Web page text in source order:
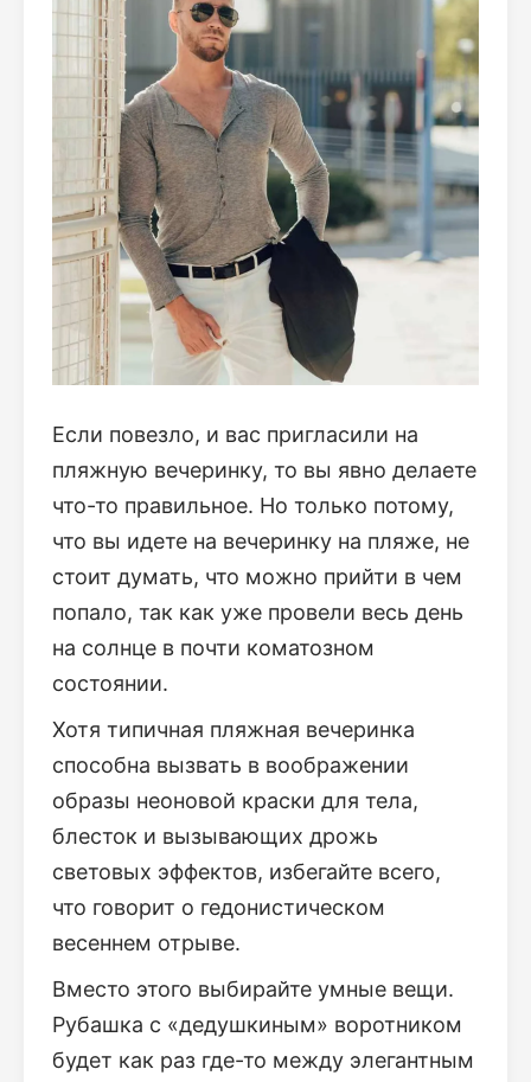
Если повезло, и вас пригласили на
пляжную вечеринку, то вы явно делаете
что-то правильное. Но только потому,
что вы идете на вечеринку на пляже, не
стоит думать, что можно прийти в чем
попало, так как уже провели весь день
на солнце в почти коматозном
состоянии.
Хотя типичная пляжная вечеринка
способна вызвать в воображении
образы неоновой краски для тела,
блесток и вызывающих дрожь
световых эффектов, избегайте всего,
что говорит о гедонистическом
весеннем отрыве.
Вместо этого выбирайте умные вещи.
Рубашка с «дедушкиным» воротником
будет как раз где-то между элегантным